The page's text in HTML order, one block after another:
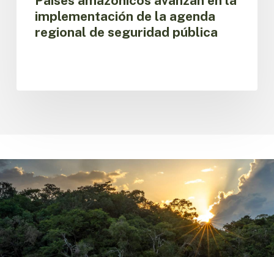
implementación de la agenda
regional de seguridad pública